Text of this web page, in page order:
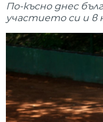
По-късно днес
участието си и в